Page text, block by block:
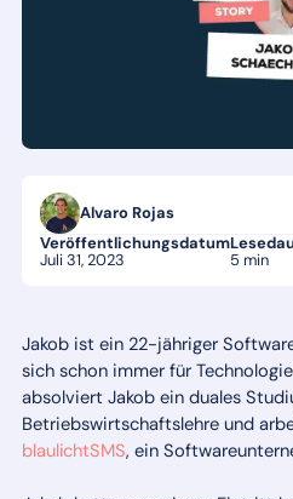
Alvaro Rojas
Veröffentlichungsdatum
Juli 31, 2023
5 min
Jakob ist ein 22-jähriger
sich schon immer für
absolviert Jakob ein duales
Betriebswirtschaftslehre und
blaulichtSMS, ein